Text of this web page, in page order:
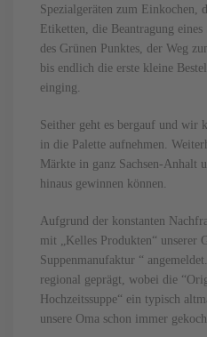
Spezialgeräten zum
Etiketten, die Beantragung
des Grünen Punktes, der Weg
bis endlich die erste kleine
einging.
Seither geht es bergauf und wir
in die Palette aufnehmen.
Märkte in ganz Sachsen-Anhalt
hinaus gewinnen können.
Aufgrund der konstanten
mit „Kelles Produkten“ unserer
Suppenmanufaktur “
regional geprägt, wobei die
Hochzeitssuppe“ ein typisch
unsere Oma schon immer